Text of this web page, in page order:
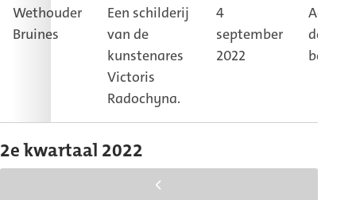
Wethouder
Bruines
Een schilderij
van de
kunstenares
Victoris
Radochyna.
4
september
2022
de
2e kwartaal 2022